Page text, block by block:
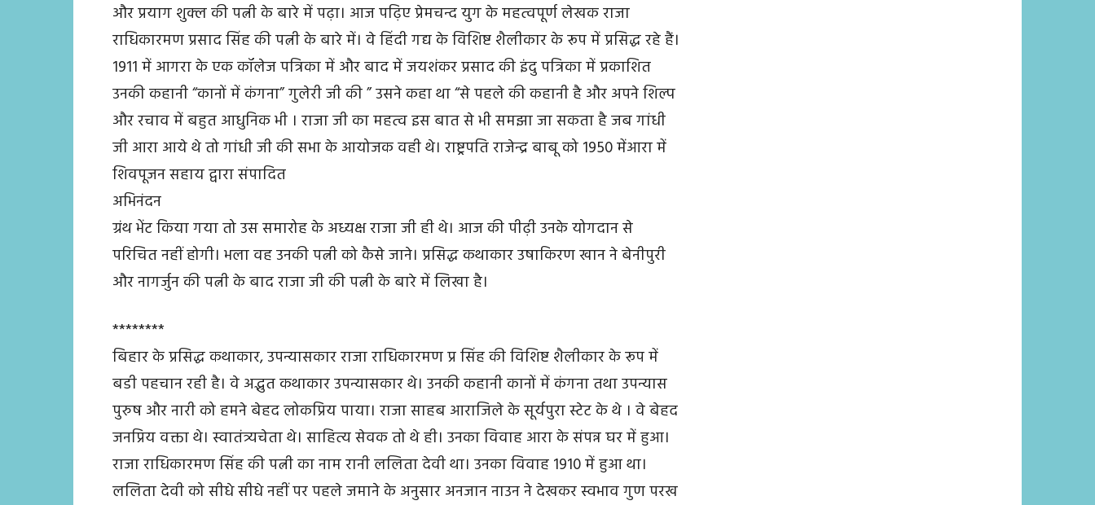
और प्रयाग शुक्ल की पत्नी के बारे में पढ़ा। आज पढ़िए प्रेमचन्द युग के महत्वपूर्ण लेखक राजा
राधिकारमण प्रसाद सिंह की पत्नी के बारे में। वे हिंदी गद्य के विशिष्ट शैलीकार के रूप में प्रसिद्ध रहे हैं।
1911 में आगरा के एक कॉलेज पत्रिका में और बाद में जयशंकर प्रसाद की इंदु पत्रिका में प्रकाशित
उनकी कहानी “कानों में कंगना” गुलेरी जी की ” उसने कहा था “से पहले की कहानी है और अपने शिल्प
और रचाव में बहुत आधुनिक भी । राजा जी का महत्व इस बात से भी समझा जा सकता है जब गांधी
जी आरा आये थे तो गांधी जी की सभा के आयोजक वही थे। राष्ट्रपति राजेन्द्र बाबू को 1950 मेंआरा में
शिवपूजन सहाय द्वारा संपादित
अभिनंदन
ग्रंथ भेंट किया गया तो उस समारोह के अध्यक्ष राजा जी ही थे। आज की पीढ़ी उनके योगदान से
परिचित नहीं होगी। भला वह उनकी पत्नी को कैसे जाने। प्रसिद्ध कथाकार उषाकिरण खान ने बेनीपुरी
और नागर्जुन की पत्नी के बाद राजा जी की पत्नी के बारे में लिखा है।
********
बिहार के प्रसिद्ध कथाकार, उपन्यासकार राजा राधिकारमण प्र सिंह की विशिष्ट शैलीकार के रूप में
बडी पहचान रही है। वे अद्भुत कथाकार उपन्यासकार थे। उनकी कहानी कानों में कंगना तथा उपन्यास
पुरुष और नारी को हमने बेहद लोकप्रिय पाया। राजा साहब आराजिले के सूर्यपुरा स्टेट के थे । वे बेहद
जनप्रिय वक्ता थे। स्वातंत्र्यचेता थे। साहित्य सेवक तो थे ही। उनका विवाह आरा के संपन्न घर में हुआ।
राजा राधिकारमण सिंह की पत्नी का नाम रानी ललिता देवी था। उनका विवाह 1910 में हुआ था।
ललिता देवी को सीधे सीधे नहीं पर पहले जमाने के अनुसार अनजान नाउन ने देखकर स्वभाव गुण परख